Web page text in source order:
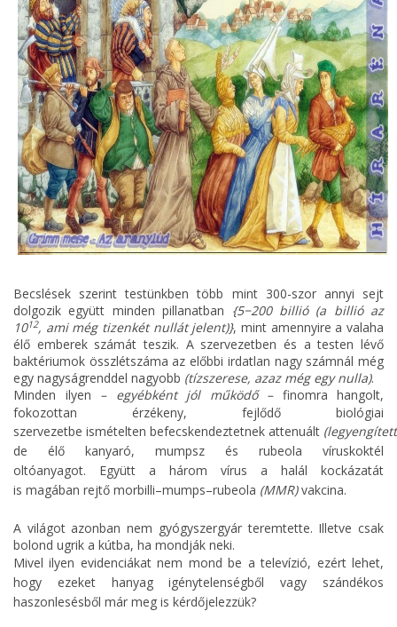
Becslések szerint testünkben több mint 300-szor annyi sejt
dolgozik együtt minden pillanatban {5−200 billió (a billió az
1012, ami még tizenkét nullát jelent)}, mint amennyire a valaha
élő emberek számát teszik. A szervezetben és a testen lévő
baktériumok összlétszáma az előbbi irdatlan nagy számnál még
egy nagyságrenddel nagyobb (tízszerese, azaz még egy nulla).
Minden ilyen – egyébként jól működő – finomra hangolt,
fokozottan érzékeny, fejlődő biológiai
szervezetbe ismételten befecskendeztetnek attenuált
de élő kanyaró, mumpsz és rubeola víruskoktél
oltóanyagot. Együtt a három vírus a halál kockázatát
is magában rejtő morbilli–mumps–rubeola (MMR)vakcina.
A világot azonban nem gyógyszergyár teremtette. Illetve csak
bolond ugrik a kútba, ha mondják neki.
Mivel ilyen evidenciákatnem mond be a televízió, ezért lehet,
hogy ezeket hanyagigénytelenségből vagy szándékos
haszonlesésből már meg is kérdőjelezzük?